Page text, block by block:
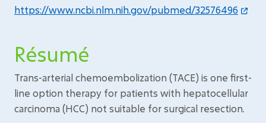
https://www.ncbi.nlm.nih.gov/pubmed/32576496
Résumé
Trans-arterial chemoembolization (TACE) is one first-
line option therapy for patients with hepatocellular
carcinoma (HCC) not suitable for surgical resection.